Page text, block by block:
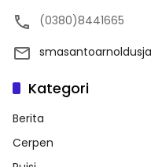
(0380)8441665
Kategori
Berita
Cerpen